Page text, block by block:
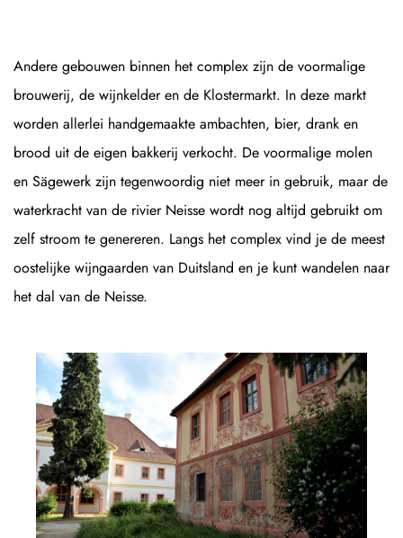
Andere gebouwen binnen het complex zijn de voormalige
brouwerij, de wijnkelder en de Klostermarkt. In deze markt
worden allerlei handgemaakte ambachten, bier, drank en
brood uit de eigen bakkerij verkocht. De voormalige molen
en Sägewerk zijn tegenwoordig niet meer in gebruik, maar de
waterkracht van de rivier Neisse wordt nog altijd gebruikt om
zelf stroom te genereren. Langs het complex vind je de meest
oostelijke wijngaarden van Duitsland en je kunt wandelen naar
het dal van de Neisse.